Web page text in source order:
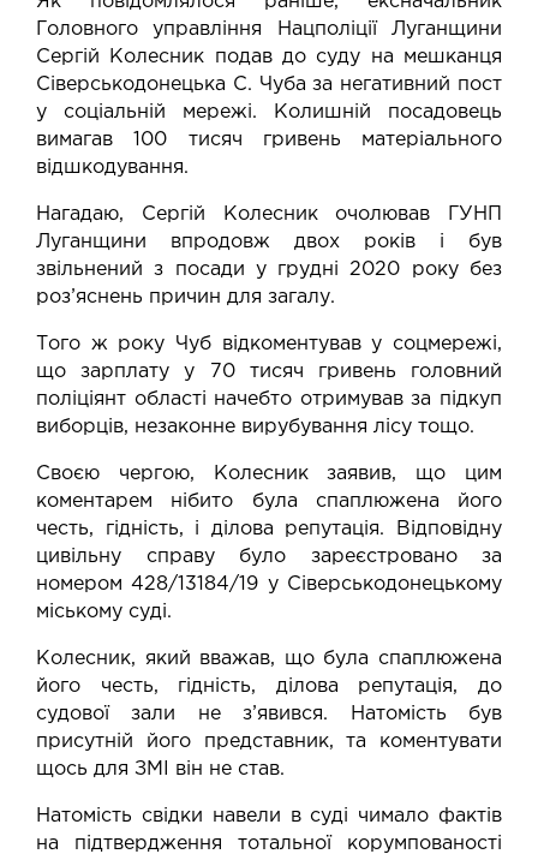
Головного управління Нацполіції Луганщини
Сергій Колесник подав до суду на мешканця
Сіверськодонецька С. Чуба за негативний пост
у соціальній мережі. Колишній посадовець
вимагав 100 тисяч гривень матеріального
відшкодування.
Нагадаю, Сергій Колесник очолював ГУНП
Луганщини впродовж двох років і був
звільнений з посади у грудні 2020 року без
роз’яснень причин для загалу.
Того ж року Чуб відкоментував у соцмережі,
що зарплату у 70 тисяч гривень головний
поліціянт області начебто отримував за підкуп
виборців, незаконне вирубування лісу тощо.
Своєю чергою, Колесник заявив, що цим
коментарем нібито була спаплюжена його
честь, гідність, і ділова репутація. Відповідну
цивільну справу було зареєстровано за
номером 428/13184/19 у Сіверськодонецькому
міському суді.
Колесник, який вважав, що була спаплюжена
його честь, гідність, ділова репутація, до
судової зали не з’явився. Натомість був
присутній його представник, та коментувати
щось для ЗМІ він не став.
Натомість свідки навели в суді чимало фактів
на підтвердження тотальної корумпованості